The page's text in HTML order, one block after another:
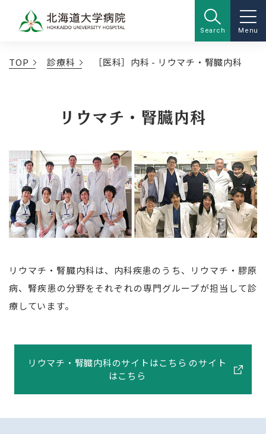
Search Menu
TOP 診療科 ［医科］内科 - リウマチ・腎臓内科
リウマチ・腎臓内科
リウマチ・腎臓内科は、内科疾患のうち、リウマチ・膠原
病、腎疾患の分野をそれぞれの専門グループが担当して診
療しています。
リウマチ・腎臓内科のサイトはこちら のサイト
はこちら